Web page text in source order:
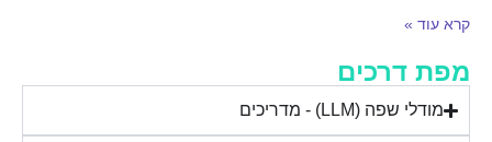
קרא עוד »
מפת דרכים
מודלי שפה (LLM) - מדריכים